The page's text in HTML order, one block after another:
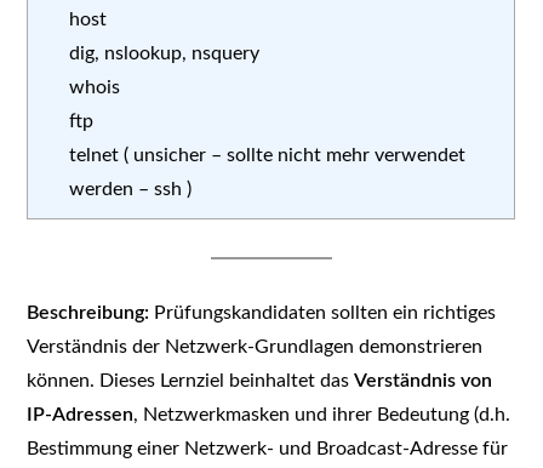
host
dig, nslookup, nsquery
whois
ftp
telnet ( unsicher – sollte nicht mehr verwendet
werden – ssh )
Beschreibung: Prüfungskandidaten sollten ein richtiges
Verständnis der Netzwerk-Grundlagen demonstrieren
können. Dieses Lernziel beinhaltet dasVerständnis von
IP-Adressen, Netzwerkmasken und ihrer Bedeutung (d.h.
Bestimmung einer Netzwerk- und Broadcast-Adresse für